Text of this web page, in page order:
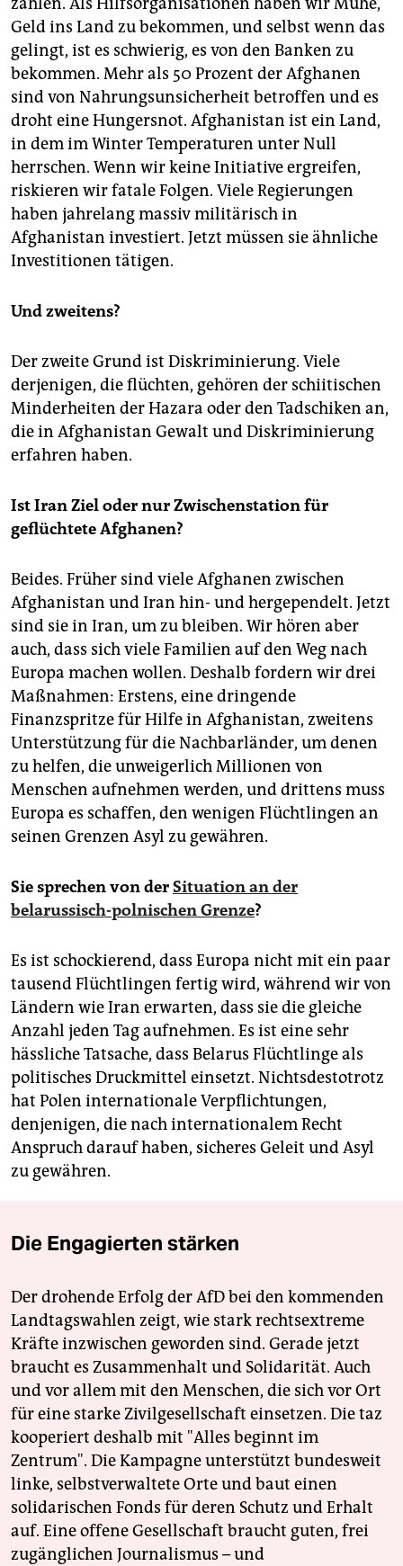
Geld ins Land zu bekommen, und selbst wenn das
gelingt, ist es schwierig, es von den Banken zu
bekommen. Mehr als 50 Prozent der Afghanen
sind von Nahrungsunsicherheit betroffen und es
droht eine Hungersnot. Afghanistan ist ein Land,
in dem im Winter Temperaturen unter Null
herrschen. Wenn wir keine Initiative ergreifen,
riskieren wir fatale Folgen. Viele Regierungen
haben jahrelang massiv militärisch in
Afghanistan investiert. Jetzt müssen sie ähnliche
Investitionen tätigen.
Und zweitens?
Der zweite Grund ist Diskriminierung. Viele
derjenigen, die flüchten, gehören der schiitischen
Minderheiten der Hazara oder den Tadschiken an,
die in Afghanistan Gewalt und Diskriminierung
erfahren haben.
Ist Iran Ziel oder nur Zwischenstation für
geflüchtete Afghanen?
Beides. Früher sind viele Afghanen zwischen
Afghanistan und Iran hin- und hergependelt. Jetzt
sind sie in Iran, um zu bleiben. Wir hören aber
auch, dass sich viele Familien auf den Weg nach
Europa machen wollen. Deshalb fordern wir drei
Maßnahmen: Erstens, eine dringende
Finanzspritze für Hilfe in Afghanistan, zweitens
Unterstützung für die Nachbarländer, um denen
zu helfen, die unweigerlich Millionen von
Menschen aufnehmen werden, und drittens muss
Europa es schaffen, den wenigen Flüchtlingen an
seinen Grenzen Asyl zu gewähren.
Sie sprechen von derSituation an der
belarussisch-polnischen Grenze?
Es ist schockierend, dass Europa nicht mit ein paar
tausend Flüchtlingen fertig wird, während wir von
Ländern wie Iran erwarten, dass sie die gleiche
Anzahl jeden Tag aufnehmen. Es ist eine sehr
hässliche Tatsache, dass Belarus Flüchtlinge als
politisches Druckmittel einsetzt. Nichtsdestotrotz
hat Polen internationale Verpflichtungen,
denjenigen, die nach internationalem Recht
Anspruch darauf haben, sicheres Geleit und Asyl
zu gewähren.
Die Engagierten stärken
Der drohende Erfolg der AfD bei den kommenden
Landtagswahlen zeigt, wie stark rechtsextreme
Kräfte inzwischen geworden sind. Gerade jetzt
braucht es Zusammenhalt und Solidarität. Auch
und vor allem mit den Menschen, die sich vor Ort
für eine starke Zivilgesellschaft einsetzen. Die taz
kooperiert deshalb mit "Alles beginnt im
Zentrum". Die Kampagne unterstützt bundesweit
linke, selbstverwaltete Orte und baut einen
solidarischen Fonds für deren Schutz und Erhalt
auf. Eine offene Gesellschaft braucht guten, frei
zugänglichen Journalismus – und